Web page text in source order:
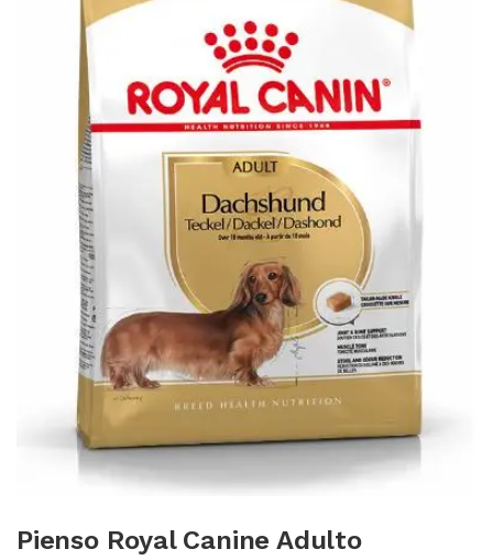
Pienso Royal Canine Adulto